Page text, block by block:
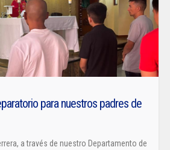
para nuestros padres de
a través de nuestro Departamento de